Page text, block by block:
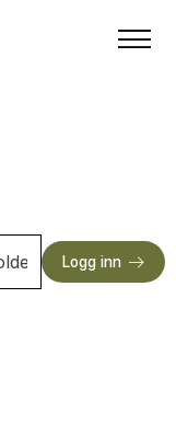
Logg inn